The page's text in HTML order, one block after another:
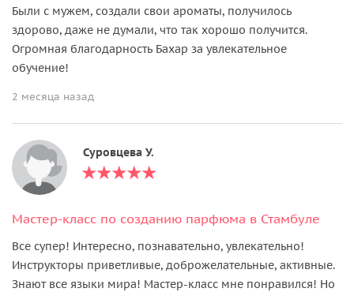
Были с мужем, создали свои ароматы, получилось
здорово, даже не думали, что так хорошо получится.
Огромная благодарность Бахар за увлекательное
обучение!
2 месяца назад
Суровцева У.
Мастер-класс по созданию парфюма в Стамбуле
Все супер! Интересно, познавательно, увлекательно!
Инструкторы приветливые, доброжелательные, активные.
Знают все языки мира! Мастер-класс мне понравился! Но